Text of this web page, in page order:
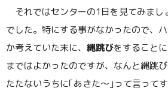
それではセンターの1日を見てみまし
でした。特にする事がなかったので、
か考えていた末に、 縄跳びをすること
まではよかったのですが、なんと縄跳
たたないうちに｢あきた〜｣って言って